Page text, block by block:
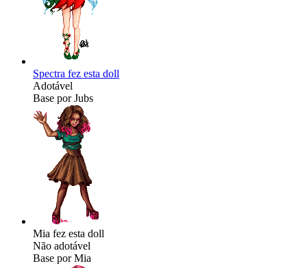
Spectra fez esta doll
Adotável
Base por Jubs
Mia fez esta doll
Não adotável
Base por Mia